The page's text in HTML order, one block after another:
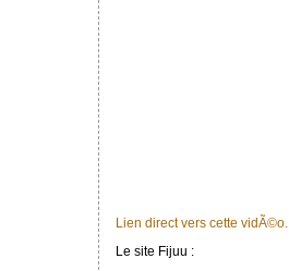
Lien direct vers cette vidÃ©o.
Le site Fijuu :